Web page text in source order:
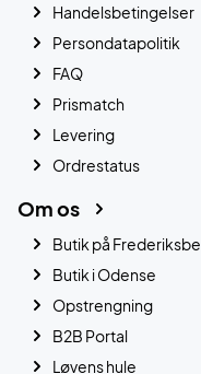
Handelsbetingelser
Persondatapolitik
FAQ
Prismatch
Levering
Ordrestatus
Om os
Butik på
Butik i Odense
Opstrengning
B2B Portal
Løvens hule